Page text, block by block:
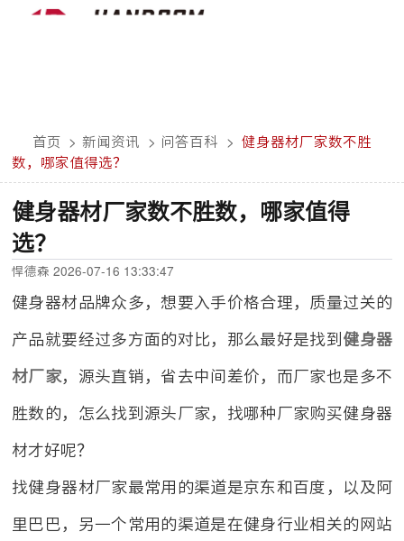
首页 > 新闻资讯 > 问答百科 >
健身器材厂家数不胜
数，哪家值得选？
健身器材厂家数不胜数，哪家值得
选？
悍德森 2026-07-16 13:33:47
健身器材品牌众多，想要入手价格合理，质量过关的
产品就要经过多方面的对比，那么最好是找到 健身器
材厂家，源头直销，省去中间差价，而厂家也是多不
胜数的，怎么找到源头厂家，找哪种厂家购买健身器
材才好呢？
找健身器材厂家最常用的渠道是京东和百度，以及阿
里巴巴，另一个常用的渠道是在健身行业相关的网站